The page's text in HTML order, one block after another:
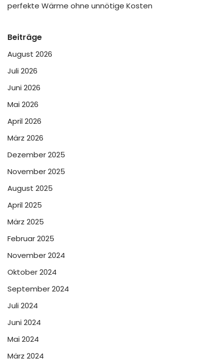
perfekte Wärme ohne unnötige Kosten
Beiträge
August 2026
Juli 2026
Juni 2026
Mai 2026
April 2026
März 2026
Dezember 2025
November 2025
August 2025
April 2025
März 2025
Februar 2025
November 2024
Oktober 2024
September 2024
Juli 2024
Juni 2024
Mai 2024
März 2024